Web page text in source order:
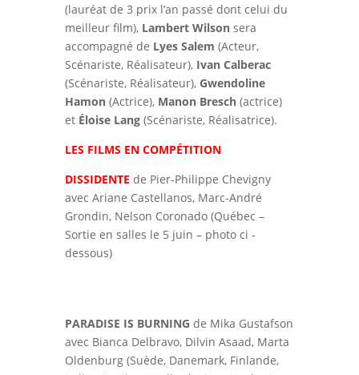
(lauréat de 3 prix l’an passé dont celui du
meilleur film), Lambert Wilsonsera
accompagné de Lyes Salem (Acteur,
Scénariste, Réalisateur), Ivan Calberac
(Scénariste, Réalisateur), Gwendoline
Hamon(Actrice), Manon Bresch(actrice)
et Éloise Lang(Scénariste, Réalisatrice).
LES FILMS EN COMPÉTITION
DISSIDENTE de Pier-Philippe Chevigny
avec Ariane Castellanos, Marc-André
Grondin, Nelson Coronado (Québec –
Sortie en salles le 5 juin – photo ci -
dessous)
PARADISE IS BURNING de Mika Gustafson
avec Bianca Delbravo, Dilvin Asaad, Marta
Oldenburg (Suède, Danemark, Finlande,